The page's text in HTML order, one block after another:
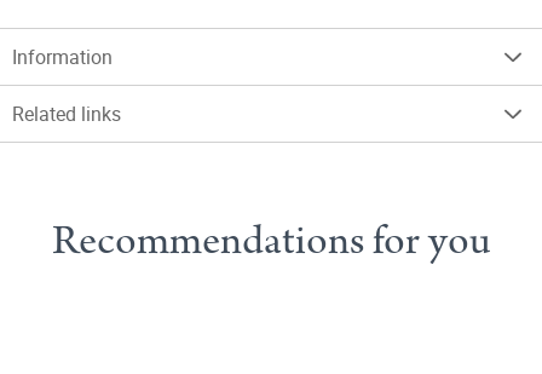
Information
Related links
Recommendations for you